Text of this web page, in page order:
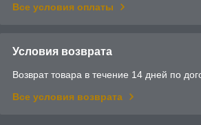
Все условия оплаты
Условия возврата
Возврат товара в течение 14 дней по
Все условия возврата